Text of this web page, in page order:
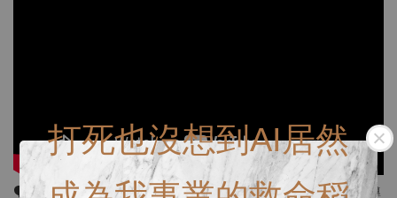
打死也沒想到AI居然
🗣號外號外！地表最強的廣角+微距鏡頭來了！且這款是貝克導